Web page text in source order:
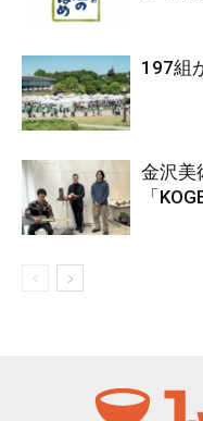
197組
金沢美
「